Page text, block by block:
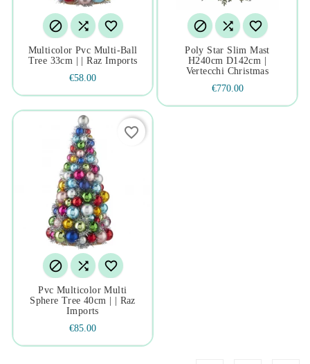
  
Multicolor Pvc Multi-Ball
Tree 33cm | | Raz Imports
€58.00
  
Poly Star Slim Mast
H240cm D142cm |
Vertecchi Christmas
€770.00
  
Pvc Multicolor Multi
Sphere Tree 40cm | | Raz
Imports
€85.00
favorite_border